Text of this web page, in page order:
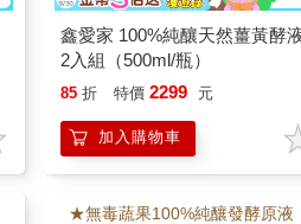
鑫愛家 100%純釀天然薑黃酵
2入組（500ml/瓶）
85 折 特價 2299 元
加入購物車
★無毒蔬果100%純釀發酵原液